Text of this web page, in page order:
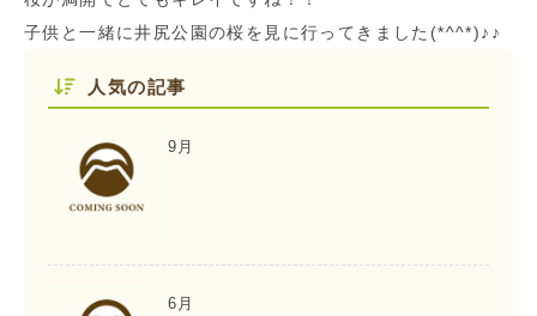
子供と一緒に井尻公園の桜を見に行ってきました(*^^*)♪♪
人気の記事
9月
6月